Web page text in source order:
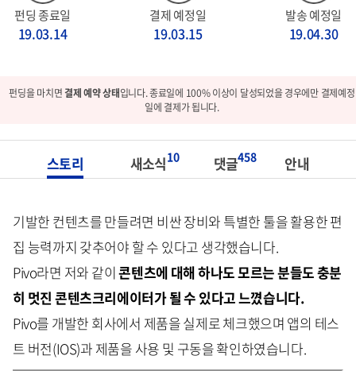
펀딩 종료일
19.03.14
결제 예정일
19.03.15
발송 예정일
19.04.30
펀딩을 마치면결제 예약 상태입니다. 종료일에 100% 이상이 달성되었을 경우에만 결제예정
일에 결제가 됩니다.
스토리 새소식10 댓글458 안내
기발한 컨텐츠를 만들려면 비싼 장비와 특별한 툴을 활용한 편
집 능력까지 갖추어야 할 수 있다고 생각했습니다.
Pivo라면 저와 같이콘텐츠에 대해 하나도 모르는 분들도 충분
히 멋진 콘텐츠크리에이터가 될 수 있다고 느꼈습니다.
Pivo를 개발한 회사에서 제품을 실제로 체크했으며 앱의 테스
트 버전(IOS)과 제품을 사용 및 구동을 확인하였습니다.